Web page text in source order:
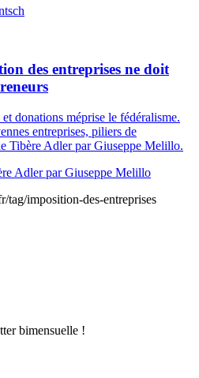
des entreprises ne doit
donations méprise le fédéralisme.
entreprises, piliers de
Tibère Adler par Giuseppe Melillo.
Adler par Giuseppe Melillo
tag/imposition-des-entreprises
bimensuelle !